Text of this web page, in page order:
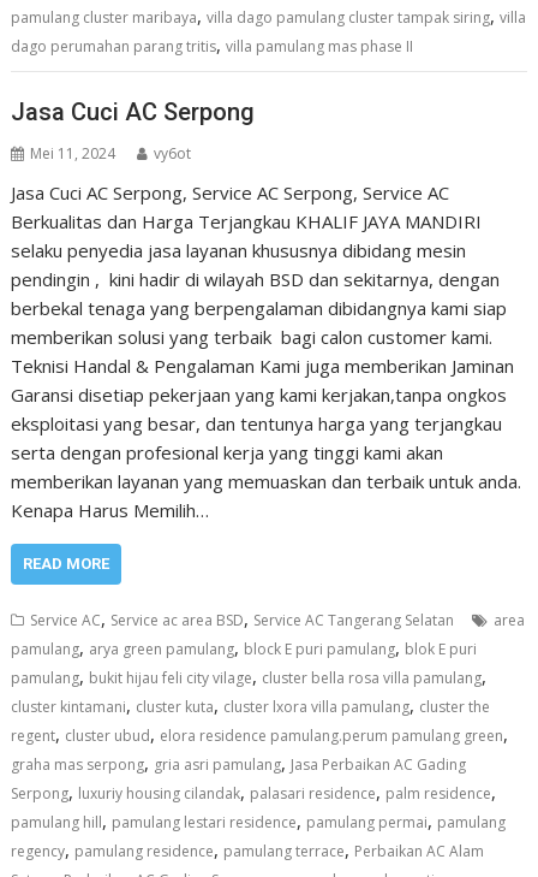
pamulang cluster maribaya,villa dago pamulang cluster tampak siring,villa
dago perumahan parang tritis,villa pamulang mas phase II
Jasa Cuci AC Serpong
Mei 11, 2024 vy6ot
Jasa Cuci AC Serpong, Service AC Serpong, Service AC
Berkualitas dan Harga Terjangkau KHALIF JAYA MANDIRI
selaku penyedia jasa layanan khususnya dibidang mesin
pendingin , kini hadir di wilayah BSD dan sekitarnya, dengan
berbekal tenaga yang berpengalaman dibidangnya kami siap
memberikan solusi yang terbaik bagi calon customer kami.
Teknisi Handal & Pengalaman Kami juga memberikan Jaminan
Garansi disetiap pekerjaan yang kami kerjakan,tanpa ongkos
eksploitasi yang besar, dan tentunya harga yang terjangkau
serta dengan profesional kerja yang tinggi kami akan
memberikan layanan yang memuaskan dan terbaik untuk anda.
Kenapa Harus Memilih…
READ MORE
Service AC, Service ac area BSD, Service AC Tangerang Selatan
area
pamulang, arya green pamulang, block E puri pamulang, blok E puri
pamulang, bukit hijau feli city vilage, cluster bella rosa villa pamulang,
cluster kintamani, cluster kuta, cluster lxora villa pamulang, cluster the
regent, cluster ubud, elora residence pamulang.perum pamulang green,
graha mas serpong, gria asri pamulang, Jasa Perbaikan AC Gading
Serpong, luxuriy housing cilandak, palasari residence, palm residence,
pamulang hill, pamulang lestari residence, pamulang permai, pamulang
regency, pamulang residence, pamulang terrace, Perbaikan AC Alam